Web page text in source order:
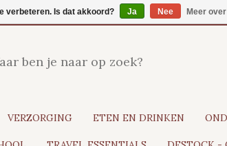
VERZORGING ETEN EN DRINKEN
verbeteren. Is dat akkoord? Ja Nee Meer